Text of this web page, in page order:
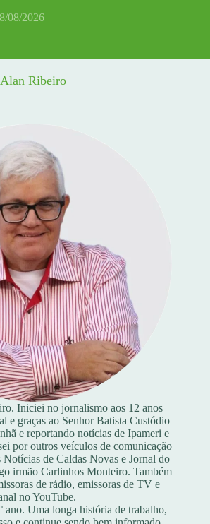
08/2026
Alan Ribeiro
Iniciei no jornalismo aos 12 anos
e graças ao Senhor Batista Custódio
e reportando notícias de Ipameri e
por outros veículos de comunicação
de Caldas Novas e Jornal do
irmão Carlinhos Monteiro. Também
de rádio, emissoras de TV e
no YouTube.
ano. Uma longa história de trabalho,